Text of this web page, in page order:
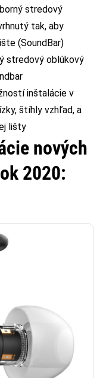
stredový
tak, aby
(SoundBar)
stredový oblúkový
inštalácie v
štíhly vzhľad, a
lišty
nových
2020: